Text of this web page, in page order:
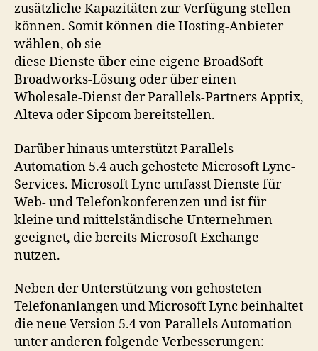
zusätzliche Kapazitäten zur Verfügung stellen
können. Somit können die Hosting-Anbieter
wählen, ob sie
diese Dienste über eine eigene BroadSoft
Broadworks-Lösung oder über einen
Wholesale-Dienst der Parallels-Partners Apptix,
Alteva oder Sipcom bereitstellen.
Darüber hinaus unterstützt Parallels
Automation 5.4 auch gehostete Microsoft Lync-
Services. Microsoft Lync umfasst Dienste für
Web- und Telefonkonferenzen und ist für
kleine und mittelständische Unternehmen
geeignet, die bereits Microsoft Exchange
nutzen.
Neben der Unterstützung von gehosteten
Telefonanlangen und Microsoft Lync beinhaltet
die neue Version 5.4 von Parallels Automation
unter anderen folgende Verbesserungen: